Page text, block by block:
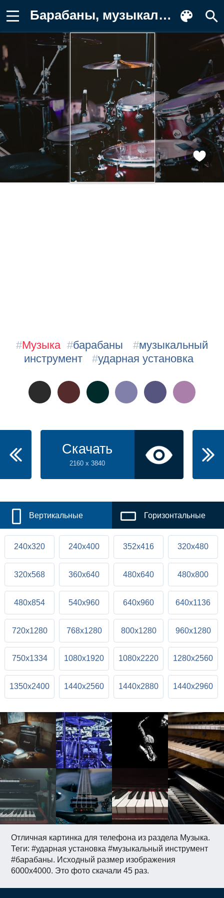
Барабаны, музыкальный инструмент Фотография
Отличная картинка для телефона из раздела Музыка.
Теги: #ударная установка #музыкальный инструмент
#барабаны. Исходный размер изображения
6000x4000. Это фото скачали 45 раз.
#Музыка #барабаны #музыкальный
инструмент
#ударная установка
Скачать
2160 x 3840
Вертикальные Горизонтальные
240x320 240x400 352x416 320x480
320x568 360x640 480x640 480x800
480x854 540x960 640x960 640x1136
720x1280 768x1280 800x1280 960x1280
750x1334 1080x1920 1080x2220 1280x2560
1350x2400 1440x2560 1440x2880 1440x2960